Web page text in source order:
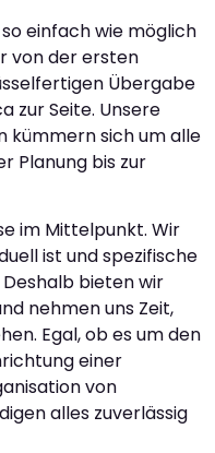
so einfach wie möglich
von der ersten
Übergabe
zur Seite. Unsere
kümmern sich um alle
Planung bis zur
im Mittelpunkt. Wir
ist und spezifische
bieten wir
nehmen uns Zeit,
Egal, ob es um den
einer
von
alles zuverlässig